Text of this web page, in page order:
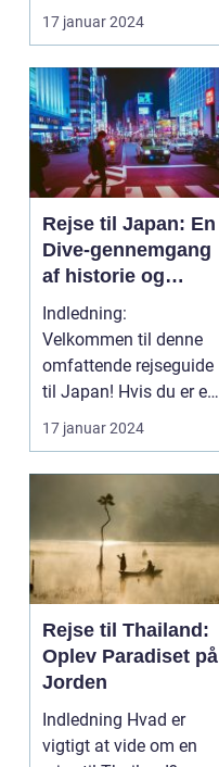
eventyrlystne rejsende,
der søg...
17 januar 2024
Rejse til Japan: En
Dive-gennemgang
af historie og
forberedelse
Indledning:
Velkommen til denne
omfattende rejseguide
til Japan! Hvis du er en
eventyrlysten og
nysg...
17 januar 2024
Rejse til Thailand:
Oplev Paradiset på
Jorden
Indledning Hvad er
vigtigt at vide om en